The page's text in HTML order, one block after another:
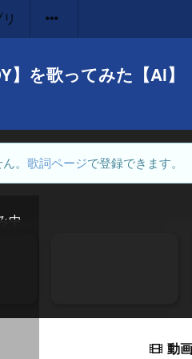
】を歌ってみた【Ai】
。 歌詞ページで登録できます。
中
動